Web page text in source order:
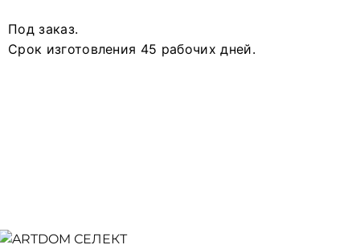
Под заказ.
Срок изготовления 45 рабочих дней.